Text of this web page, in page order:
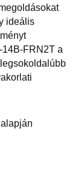
ideális
14B-FRN2T a